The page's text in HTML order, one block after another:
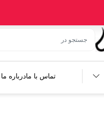
تماس با مادرباره ما